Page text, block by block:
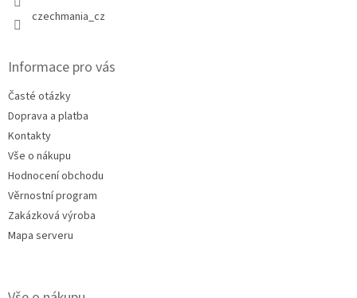
czechmania_cz
Informace pro vás
Časté otázky
Doprava a platba
Kontakty
Vše o nákupu
Hodnocení obchodu
Věrnostní program
Zakázková výroba
Mapa serveru